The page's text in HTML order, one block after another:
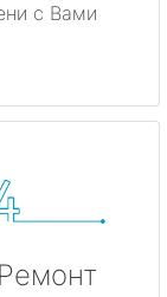
с Вами
Ремонт